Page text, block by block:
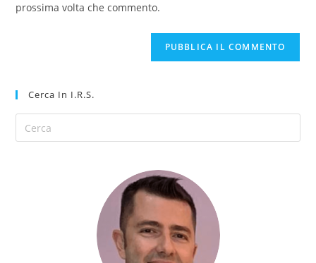
prossima volta che commento.
Cerca In I.R.S.